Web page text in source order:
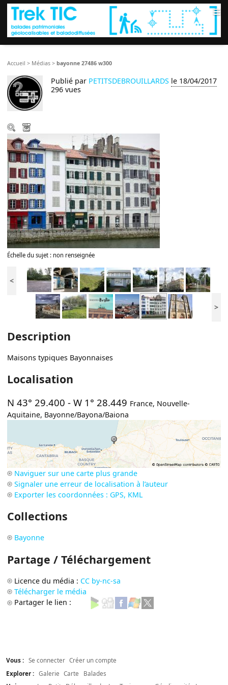
≡
Accueil > Médias >bayonne 27486 w300
Publié par PETITSDEBROUILLARDS le 18/04/2017
296 vues
Échelle du sujet : non renseignée
<
>
Description
Maisons typiques Bayonnaises
Localisation
N 43° 29.400 -W 1° 28.449 France, Nouvelle-
Aquitaine, Bayonne/Bayona/Baiona
Naviguer sur une carte plus grande
Signaler une erreur de localisation à l’auteur
Exporter les coordonnées : GPS, KML
Collections
Bayonne
Partage / Téléchargement
Licence du média : CC by-nc-sa
Télécharger le média
Partager le lien :
Vous : Se connecter Créer un compte
Explorer : Galerie Carte
Balades